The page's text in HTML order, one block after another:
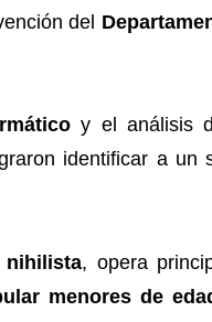
del
y el análisis
identificar a un
nihilista, opera
menores de